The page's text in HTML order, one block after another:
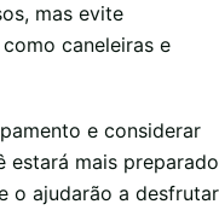
mas evite
caneleiras e
e considerar
estará mais preparado
o ajudarão a desfrutar